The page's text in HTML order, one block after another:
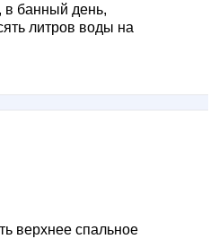
в банный день,
литров воды на
верхнее спальное